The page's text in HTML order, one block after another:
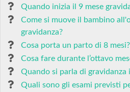
Quando inizia il 9 mese
Come si muove il bambino
gravidanza?
Cosa porta un parto di 8 mesi?
Cosa fare durante l’ottavo
Quando si parla di gravidanza
Quali sono gli esami previsti